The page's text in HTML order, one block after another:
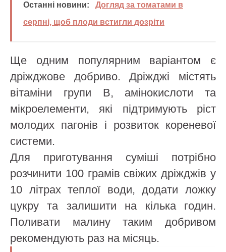
Останні новини:
Догляд за томатами в
серпні, щоб плоди встигли дозріти
Ще одним популярним варіантом є
дріжджове добриво. Дріжджі містять
вітаміни групи B, амінокислоти та
мікроелементи, які підтримують ріст
молодих пагонів і розвиток кореневої
системи.
Для приготування суміші потрібно
розчинити 100 грамів свіжих дріжджів у
10 літрах теплої води, додати ложку
цукру та залишити на кілька годин.
Поливати малину таким добривом
рекомендують раз на місяць.